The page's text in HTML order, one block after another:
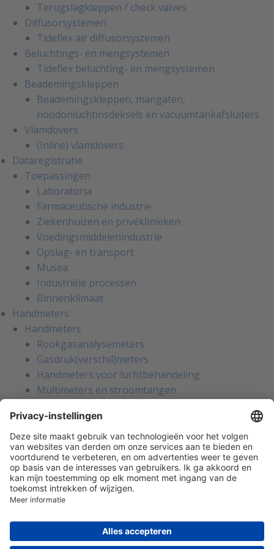
Terugslagkleppen / check valves
Diffusorsystemen
Tideflex air diffusorsystemen
Beluchtings- en mengsystemen
Tideflex beluchting- en mengsystemen
Beademingskleppen
Beademingskleppen, mangaten,
noodonluchtinsdeksels en vacuümtankafsluiters
Vlamdovers
(Inline) vlamdovers
Dataregistratie
Toepassingen
Laboratoria
Farmaceutische industrie
Ziekenhuizen en privéklinieken
Voedingsmiddelenindustrie
Opslag- en transport
Musea
Industriële processen
Binnenklimaat
Handmeters
Handmeters
Rookgasanalysemeters
Gasdruk(verschil)meters
Handmeters voor luchtbehandeling
Multimeters en stroomtangen
Apparatentesters voor NEN-3140
Handmeters voor koeltechniek
Inregelinstrumenten voor water
Gaslekzoekers
Persoonlijke bescherming
Warmtebeeldcamera's